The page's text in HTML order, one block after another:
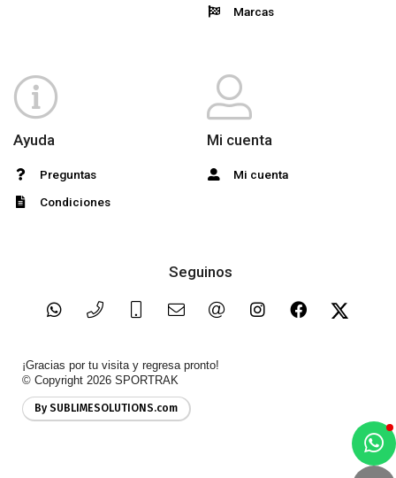
Marcas
Ayuda
Preguntas
Condiciones
Mi cuenta
Mi cuenta
Seguinos
¡Gracias por tu visita y regresa pronto!
© Copyright 2026 SPORTRAK
By SUBLIMESOLUTIONS.com